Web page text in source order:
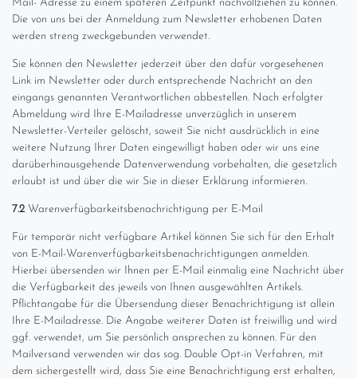
Mail- Adresse zu einem späteren Zeitpunkt nachvollziehen zu können.
Die von uns bei der Anmeldung zum Newsletter erhobenen Daten
werden streng zweckgebunden verwendet.
Sie können den Newsletter jederzeit über den dafür vorgesehenen
Link im Newsletter oder durch entsprechende Nachricht an den
eingangs genannten Verantwortlichen abbestellen. Nach erfolgter
Abmeldung wird Ihre E-Mailadresse unverzüglich in unserem
Newsletter-Verteiler gelöscht, soweit Sie nicht ausdrücklich in eine
weitere Nutzung Ihrer Daten eingewilligt haben oder wir uns eine
darüberhinausgehende Datenverwendung vorbehalten, die gesetzlich
erlaubt ist und über die wir Sie in dieser Erklärung informieren.
7.2Warenverfügbarkeitsbenachrichtigung per E-Mail
Für temporär nicht verfügbare Artikel können Sie sich für den Erhalt
von E-Mail-Warenverfügbarkeitsbenachrichtigungen anmelden.
Hierbei übersenden wir Ihnen per E-Mail einmalig eine Nachricht über
die Verfügbarkeit des jeweils von Ihnen ausgewählten Artikels.
Pflichtangabe für die Übersendung dieser Benachrichtigung ist allein
Ihre E-Mailadresse. Die Angabe weiterer Daten ist freiwillig und wird
ggf. verwendet, um Sie persönlich ansprechen zu können. Für den
Mailversand verwenden wir das sog. Double Opt-in Verfahren, mit
dem sichergestellt wird, dass Sie eine Benachrichtigung erst erhalten,